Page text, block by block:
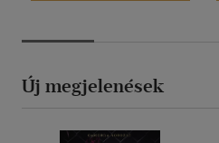
Új megjelenések